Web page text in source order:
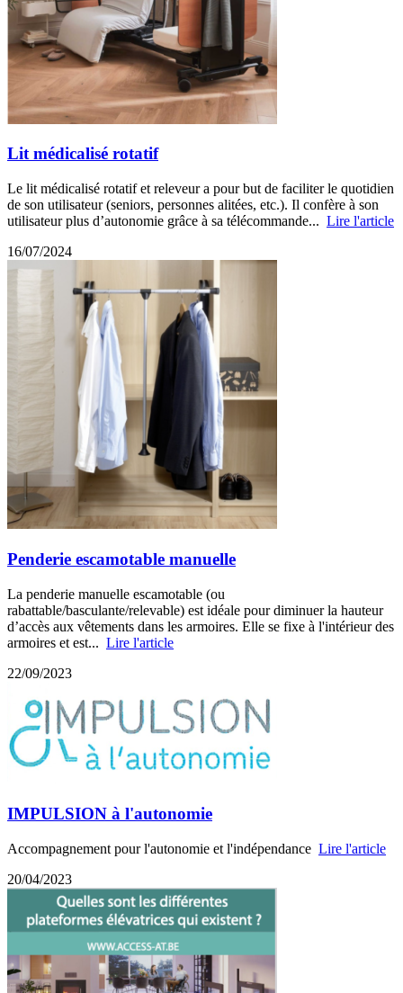
Lit médicalisé rotatif
Le lit médicalisé rotatif et releveur a pour but de faciliter le quotidien
de son utilisateur (seniors, personnes alitées, etc.). Il confère à son
utilisateur plus d’autonomie grâce à sa télécommande... Lire l'article
16/07/2024
Penderie escamotable manuelle
La penderie manuelle escamotable (ou
rabattable/basculante/relevable) est idéale pour diminuer la hauteur
d’accès aux vêtements dans les armoires. Elle se fixe à l'intérieur des
armoires et est... Lire l'article
22/09/2023
IMPULSION à l'autonomie
Accompagnement pour l'autonomie et l'indépendance Lire l'article
20/04/2023